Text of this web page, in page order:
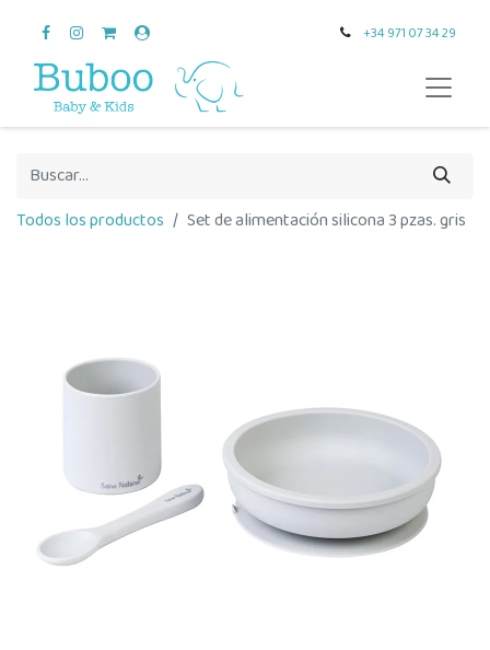
+34 971 07 34 29
Todos los productos Set de alimentación silicona 3 pzas. gris